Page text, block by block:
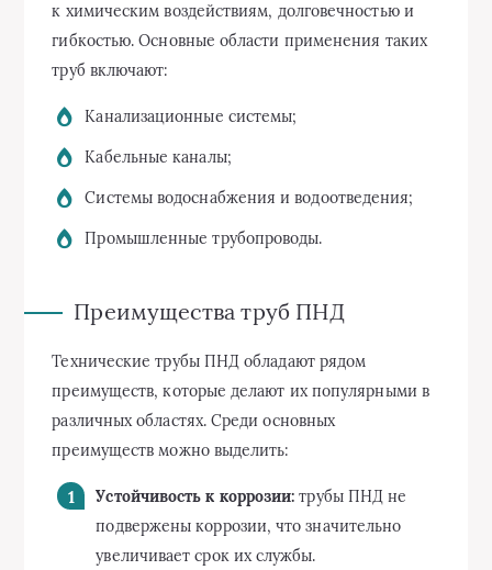
к химическим воздействиям, долговечностью и
гибкостью. Основные области применения таких
труб включают:
Канализационные системы;
Кабельные каналы;
Системы водоснабжения и водоотведения;
Промышленные трубопроводы.
Преимущества труб ПНД
Технические трубы ПНД обладают рядом
преимуществ, которые делают их популярными в
различных областях. Среди основных
преимуществ можно выделить:
Устойчивость к коррозии: трубы ПНД не
подвержены коррозии, что значительно
увеличивает срок их службы.